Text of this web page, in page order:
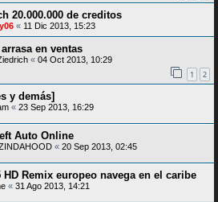
20.000.000 de creditos
« 11 Dic 2013, 15:23
en ventas
« 04 Oct 2013, 10:29
1 2
y demás]
« 23 Sep 2013, 16:29
Auto Online
« 20 Sep 2013, 02:45
HD Remix europeo navega en el caribe
« 31 Ago 2013, 14:21